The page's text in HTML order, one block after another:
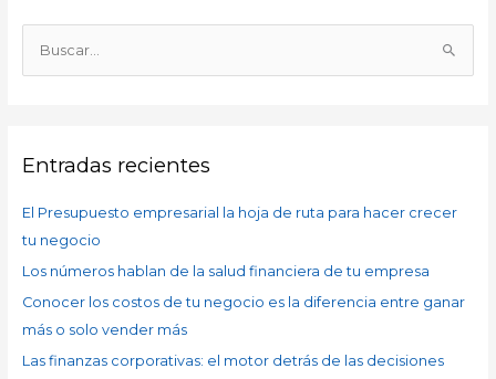
a
p
o
r
:
Entradas recientes
El Presupuesto empresarial la hoja de ruta para hacer crecer
tu negocio
Los números hablan de la salud financiera de tu empresa
Conocer los costos de tu negocio es la diferencia entre ganar
más o solo vender más
Las finanzas corporativas: el motor detrás de las decisiones
o